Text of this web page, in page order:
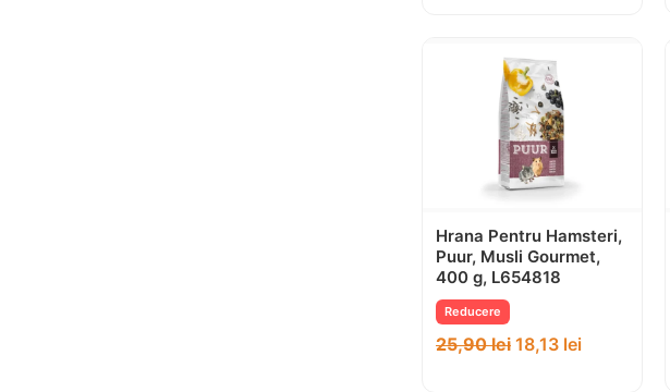
Hrana Pentru Hamsteri,
Puur, Musli Gourmet,
400 g, L654818
Reducere
25,90lei 18,13 lei